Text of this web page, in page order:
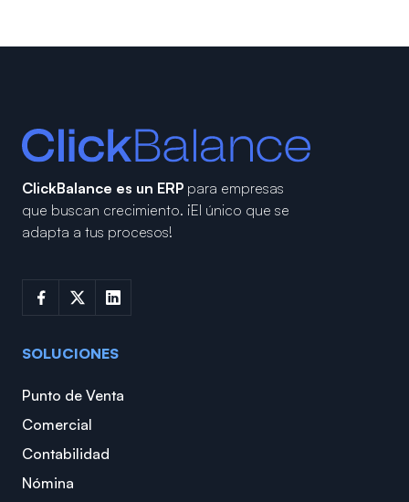
ClickBalance es un ERP para empresas
que buscan crecimiento. ¡El único que se
adapta a tus procesos!
SOLUCIONES
Punto de Venta
Comercial
Contabilidad
Nómina